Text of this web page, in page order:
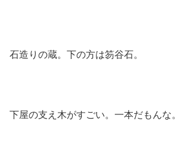
石造りの蔵。下の方は笏谷石。
下屋の支え木がすごい。一本だもんな。